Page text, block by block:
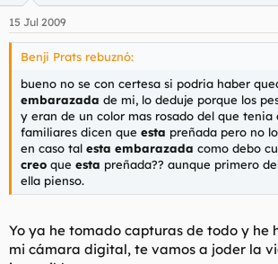
15 Jul 2009
Benji Prats rebuznó:
bueno no se con certesa si podria haber
embarazada de mi, lo deduje porque los
y eran de un color mas rosado del que tenia
familiares dicen que esta preñada pero no
en caso tal esta embarazada como debo
creo que esta preñada?? aunque primero
ella pienso.
Yo ya he tomado capturas de todo y he
mi cámara digital, te vamos a joder la